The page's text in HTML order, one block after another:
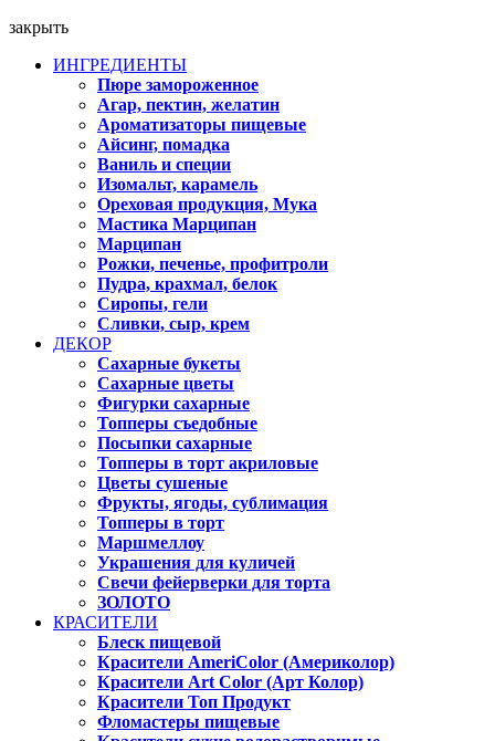
закрыть
ИНГРЕДИЕНТЫ
Пюре замороженное
Агар, пектин, желатин
Ароматизаторы пищевые
Айсинг, помадка
Ваниль и специи
Изомальт, карамель
Ореховая продукция, Мука
Мастика Марципан
Марципан
Рожки, печенье, профитроли
Пудра, крахмал, белок
Сиропы, гели
Сливки, сыр, крем
ДЕКОР
Сахарные букеты
Сахарные цветы
Фигурки сахарные
Топперы съедобные
Посыпки сахарные
Топперы в торт акриловые
Цветы сушеные
Фрукты, ягоды, сублимация
Топперы в торт
Маршмеллоу
Украшения для куличей
Свечи фейерверки для торта
ЗОЛОТО
КРАСИТЕЛИ
Блеск пищевой
Красители AmeriColor (Америколор)
Красители Art Color (Арт Колор)
Красители Топ Продукт
Фломастеры пищевые